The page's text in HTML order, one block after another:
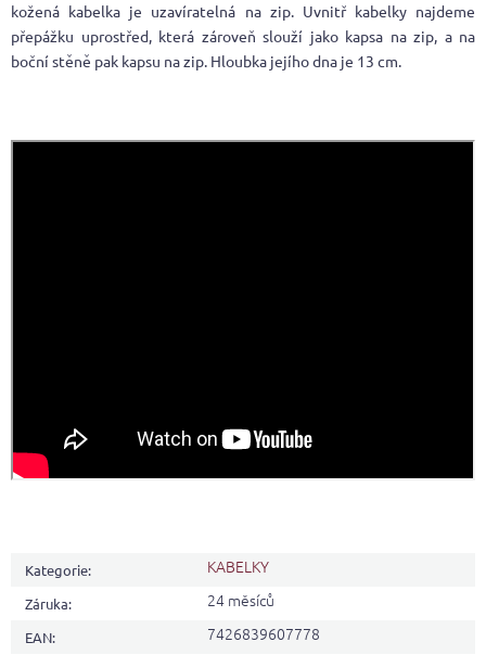
kožená kabelka je uzavíratelná na zip. Uvnitř kabelky najdeme
přepážku uprostřed, která zároveň slouží jako kapsa na zip, a na
boční stěně pak kapsu na zip. Hloubka jejího dna je 13 cm.
Kategorie: KABELKY
Záruka: 24 měsíců
EAN: 7426839607778